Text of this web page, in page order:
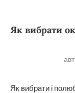
Як вибрати
Як вибрати і